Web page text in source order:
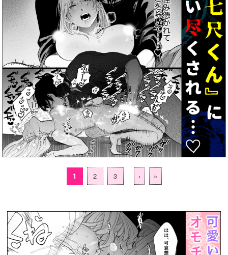
1 2 3 › »